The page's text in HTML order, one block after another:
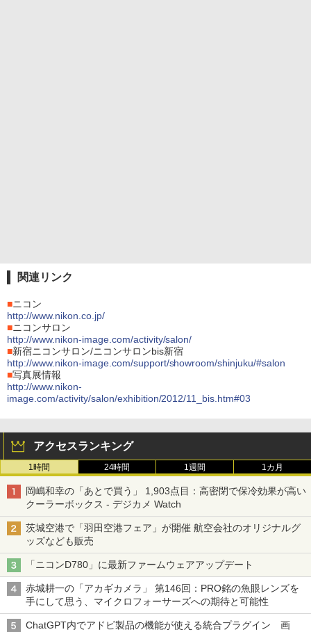
関連リンク
■ニコン
http://www.nikon.co.jp/
■ニコンサロン
http://www.nikon-image.com/activity/salon/
■新宿ニコンサロン/ニコンサロンbis新宿
http://www.nikon-image.com/support/showroom/shinjuku/#salon
■写真展情報
http://www.nikon-
image.com/activity/salon/exhibition/2012/11_bis.htm#03
アクセスランキング
1時間 24時間 1週間 1カ月
岡嶋和幸の「あとで買う」 1,903点目：高密閉で保冷効果が高い
クーラーボックス - デジカメ Watch
茨城空港で「羽田空港フェア」が開催 航空会社のオリジナルグ
ッズなども販売
「ニコンD780」に最新ファームウェアアップデート
赤城耕一の「アカギカメラ」 第146回：PRO銘の魚眼レンズを
手にして思う、マイクロフォーサーズへの期待と可能性
ChatGPT内でアドビ製品の機能が使える統合プラグイン 画